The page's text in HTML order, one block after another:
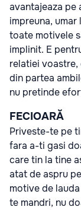
avantajeaza pe
impreuna,
toate motivele
implinit. E
relatiei voastre,
din partea
nu pretinde
FECIOARĂ
Priveste-te pe
fara a-ti gasi
care tin la tine
atat de aspru
motive de
te mandri, nu